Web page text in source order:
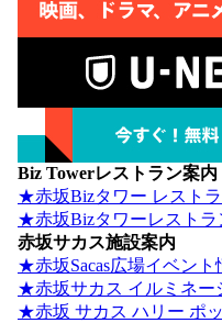
Biz Towerレストラン案内
★赤坂Bizタワー レスト
★赤坂Bizタワーレストラ
赤坂サカス施設案内
★赤坂Sacas広場イベント
★赤坂サカス イルミネー
★赤坂 サカス ハリー ポ